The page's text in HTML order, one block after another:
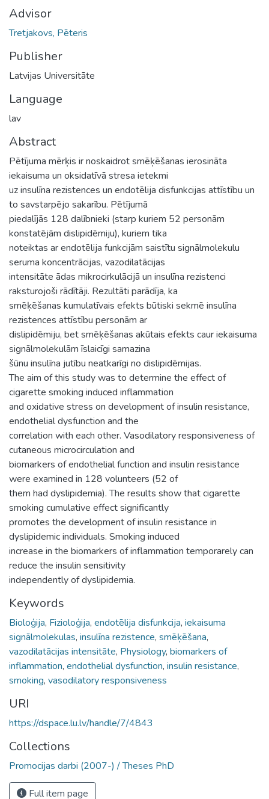
Advisor
Tretjakovs, Pēteris
Publisher
Latvijas Universitāte
Language
lav
Abstract
Pētījuma mērķis ir noskaidrot smēķēšanas ierosināta
iekaisuma un oksidatīvā stresa ietekmi
uz insulīna rezistences un endotēlija disfunkcijas attīstību un
to savstarpējo sakarību. Pētījumā
piedalījās 128 dalībnieki (starp kuriem 52 personām
konstatējām dislipidēmiju), kuriem tika
noteiktas ar endotēlija funkcijām saistītu signālmolekulu
seruma koncentrācijas, vazodilatācijas
intensitāte ādas mikrocirkulācijā un insulīna rezistenci
raksturojoši rādītāji. Rezultāti parādīja, ka
smēķēšanas kumulatīvais efekts būtiski sekmē insulīna
rezistences attīstību personām ar
dislipidēmiju, bet smēķēšanas akūtais efekts caur iekaisuma
signālmolekulām īslaicīgi samazina
šūnu insulīna jutību neatkarīgi no dislipidēmijas.
The aim of this study was to determine the effect of
cigarette smoking induced inflammation
and oxidative stress on development of insulin resistance,
endothelial dysfunction and the
correlation with each other. Vasodilatory responsiveness of
cutaneous microcirculation and
biomarkers of endothelial function and insulin resistance
were examined in 128 volunteers (52 of
them had dyslipidemia). The results show that cigarette
smoking cumulative effect significantly
promotes the development of insulin resistance in
dyslipidemic individuals. Smoking induced
increase in the biomarkers of inflammation temporarely can
reduce the insulin sensitivity
independently of dyslipidemia.
Keywords
Bioloģija, Fizioloģija, endotēlija disfunkcija, iekaisuma
signālmolekulas, insulīna rezistence, smēķēšana,
vazodilatācijas intensitāte, Physiology, biomarkers of
inflammation, endothelial dysfunction, insulin resistance,
smoking, vasodilatory responsiveness
URI
https://dspace.lu.lv/handle/7/4843
Collections
Promocijas darbi (2007-) / Theses PhD
Full item page